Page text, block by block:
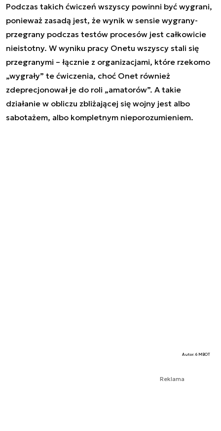
Podczas takich ćwiczeń wszyscy powinni być wygrani,
ponieważ zasadą jest, że wynik w sensie wygrany-
przegrany podczas testów procesów jest całkowicie
nieistotny. W wyniku pracy Onetu wszyscy stali się
przegranymi – łącznie z organizacjami, które rzekomo
„wygrały” te ćwiczenia, choć Onet również
zdeprecjonował je do roli „amatorów”. A takie
działanie w obliczu zbliżającej się wojny jest albo
sabotażem, albo kompletnym nieporozumieniem.
Autor. 6 MBOT
Reklama